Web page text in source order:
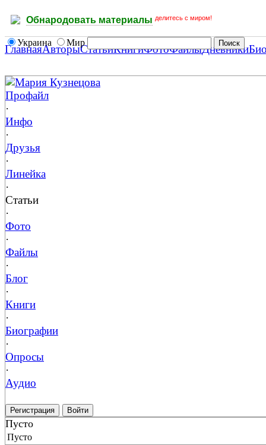
Обнародовать материалы делитесь с миром!
Украина Мир
ГлавнаяАвторыСтатьиКнигиФотоФайлыДневники
Мария Кузнецова
Профайл
·
Инфо
·
Друзья
·
Линейка
·
Статьи
·
Фото
·
Файлы
·
Блог
·
Книги
·
Биографии
·
Опросы
·
Аудио
Регистрация Войти
Пусто
Пусто